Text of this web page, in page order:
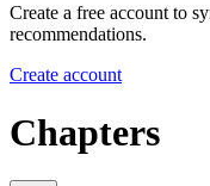
Create a free account to
recommendations.
Create account
Chapters